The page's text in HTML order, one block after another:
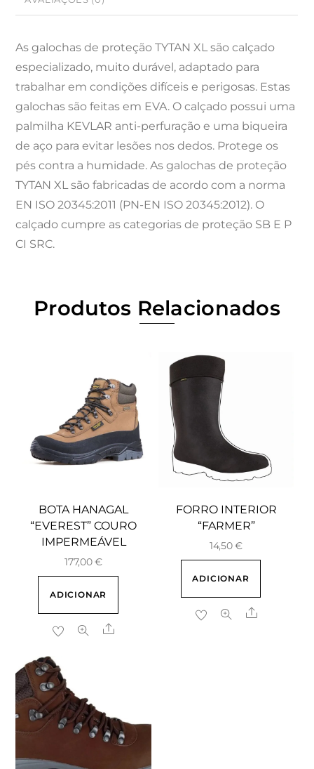
As galochas de proteção TYTAN XL são calçado
especializado, muito durável, adaptado para
trabalhar em condições difíceis e perigosas. Estas
galochas são feitas em EVA. O calçado possui uma
palmilha KEVLAR anti-perfuração e uma biqueira
de aço para evitar lesões nos dedos. Protege os
pés contra a humidade. As galochas de proteção
TYTAN XL são fabricadas de acordo com a norma
EN ISO 20345:2011 (PN-EN ISO 20345:2012). O
calçado cumpre as categorias de proteção SB E P
CI SRC.
Produtos Relacionados
BOTA HANAGAL
“EVEREST” COURO
IMPERMEÁVEL
177,00€
ADICIONAR
Share
FORRO INTERIOR
“FARMER”
14,50€
ADICIONAR
Share